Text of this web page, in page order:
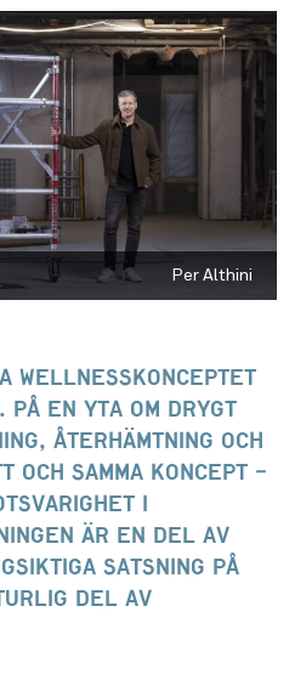
Per Althini
wellnesskonceptet
På en yta om drygt
återhämtning och
samma koncept –
i
är en del av
satsning på
del av